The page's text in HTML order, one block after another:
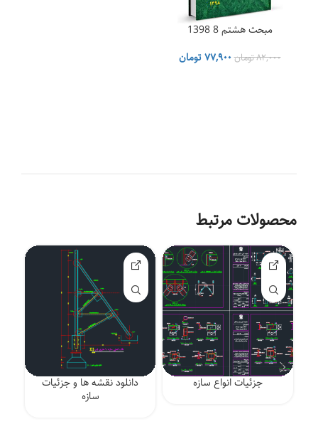
مبحث هشتم 8 1398
۸۲,۰۰۰تومانقیمت
۷۷,۹۰۰تومانقیمت
محصولات مرتبط
جزئیات انواع سازه دانلود نقشه ها و جزئیات
سازه